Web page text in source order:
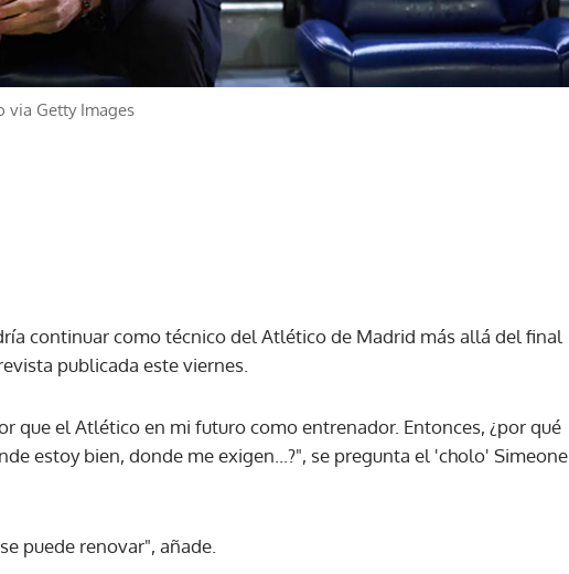
via Getty Images
continuar como técnico del Atlético de Madrid más allá del final
publicada este viernes.
que el Atlético en mi futuro como entrenador. Entonces, ¿por qué
estoy bien, donde me exigen...?", se pregunta el 'cholo' Simeone
puede renovar", añade.